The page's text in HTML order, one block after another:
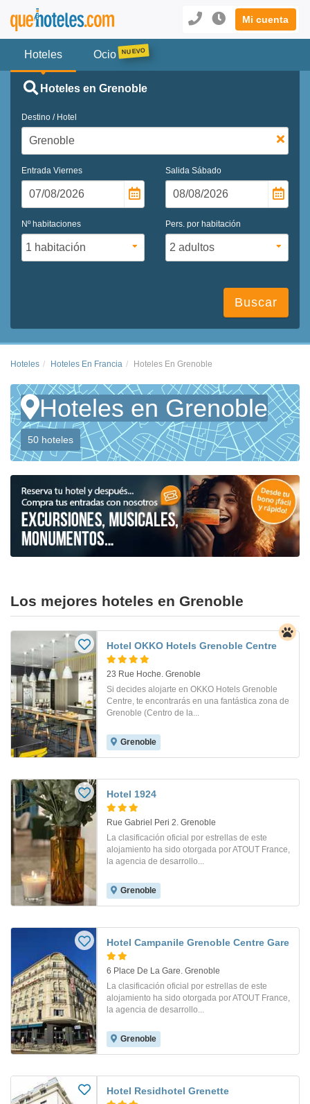
Mi cuenta
Hoteles Ocio
Hoteles en Grenoble
Destino / Hotel
Entrada Viernes Salida Sábado
Nº habitaciones Pers. por habitación
Buscar
Hoteles Hoteles En Francia Hoteles En Grenoble
Hoteles en Grenoble
50 hoteles
Los mejores hoteles en Grenoble
Hotel OKKO Hotels Grenoble Centre
23 Rue Hoche. Grenoble
Si decides alojarte en OKKO Hotels Grenoble
Centre, te encontrarás en una fantástica zona de
Grenoble (Centro de la...
Grenoble
Hotel 1924
Rue Gabriel Peri 2. Grenoble
La clasificación oficial por estrellas de este
alojamiento ha sido otorgada por ATOUT France,
la agencia de desarrollo...
Grenoble
Hotel Campanile Grenoble Centre Gare
6 Place De La Gare. Grenoble
La clasificación oficial por estrellas de este
alojamiento ha sido otorgada por ATOUT France,
la agencia de desarrollo...
Grenoble
Hotel Residhotel Grenette